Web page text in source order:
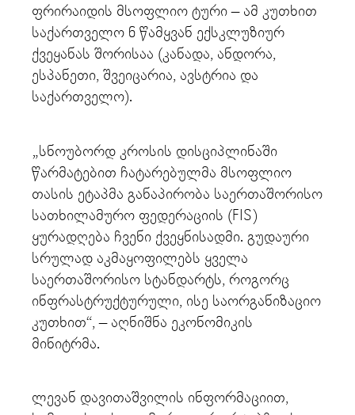
ფრირაიდის მსოფლიო ტური – ამ კუთხით
საქართველო 6 წამყვან ექსკლუზიურ
ქვეყანას შორისაა (კანადა, ანდორა,
ესპანეთი, შვეიცარია, ავსტრია და
საქართველო).
„სნოუბორდ კროსის დისციპლინაში
წარმატებით ჩატარებულმა მსოფლიო
თასის ეტაპმა განაპირობა საერთაშორისო
სათხილამურო ფედერაციის (FIS)
ყურადღება ჩვენი ქვეყნისადმი. გუდაური
სრულად აკმაყოფილებს ყველა
საერთაშორისო სტანდარტს, როგორც
ინფრასტრუქტურული, ისე საორგანიზაციო
კუთხით“, – აღნიშნა ეკონომიკის
მინიტრმა.
ლევან დავითაშვილის ინფორმაციით,